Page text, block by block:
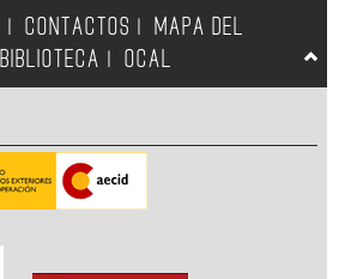
CONTACTOS
MAPA DEL
BIBLIOTECA OCAL